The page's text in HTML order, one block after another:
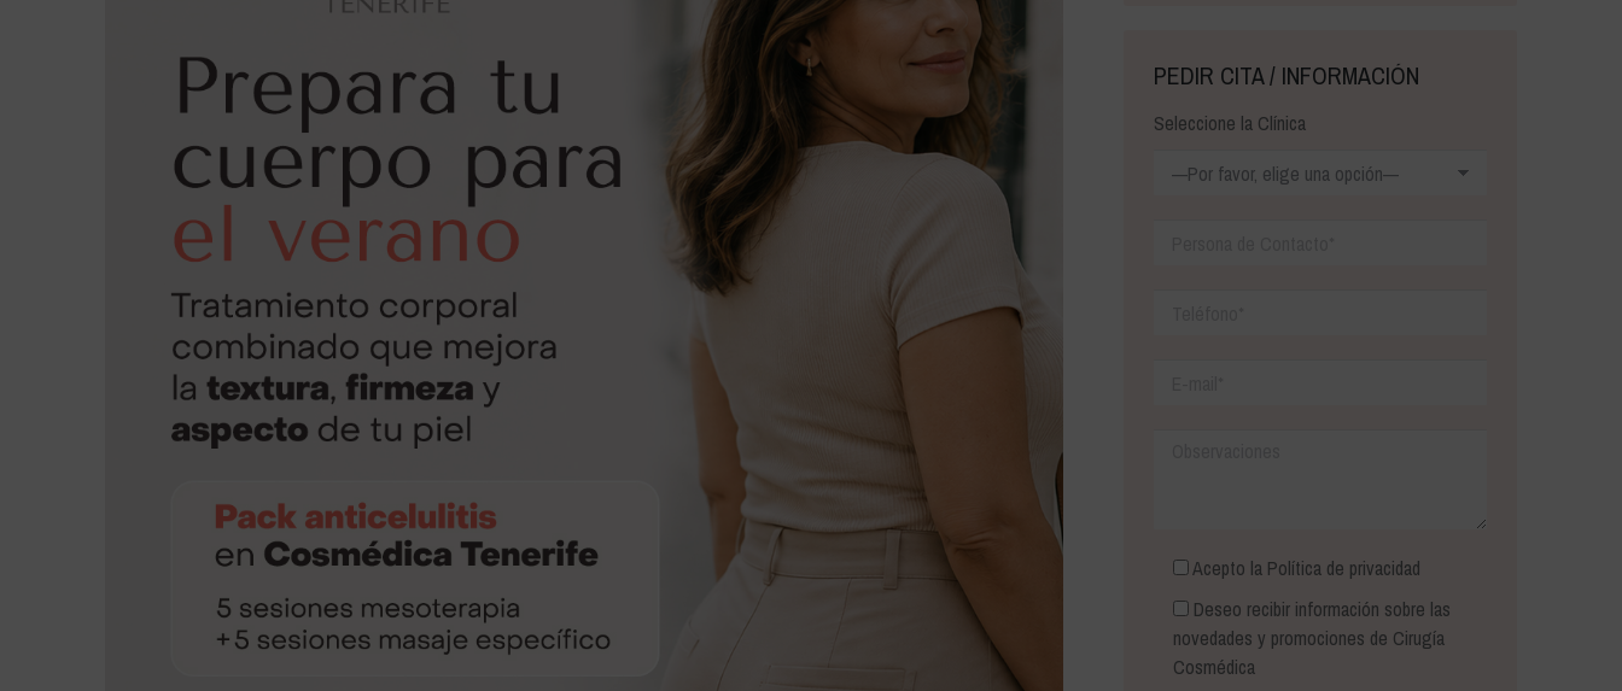
PEDIR CITA / INFORMACIÓN
Seleccione la Clínica
Acepto la Política de privacidad
Deseo recibir información sobre las
novedades y promociones de Cirugía
Cosmédica